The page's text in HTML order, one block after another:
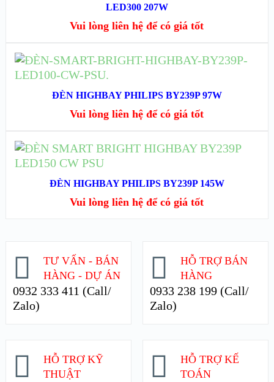
XEM NHANH
LED300 207W
Vui lòng liên hệ để có giá tốt
XEM NHANH
ĐỌC TIẾP
ĐÈN HIGHBAY PHILIPS BY239P 97W
Vui lòng liên hệ để có giá tốt
XEM NHANH
ĐỌC TIẾP
ĐÈN HIGHBAY PHILIPS BY239P 145W
Vui lòng liên hệ để có giá tốt
TƯ VẤN - BÁN
HÀNG - DỰ ÁN
0932 333 411 (Call/
Zalo)
HỖ TRỢ BÁN
HÀNG
0933 238 199 (Call/
Zalo)
HỖ TRỢ KỸ
THUẬT
HỖ TRỢ KẾ
TOÁN